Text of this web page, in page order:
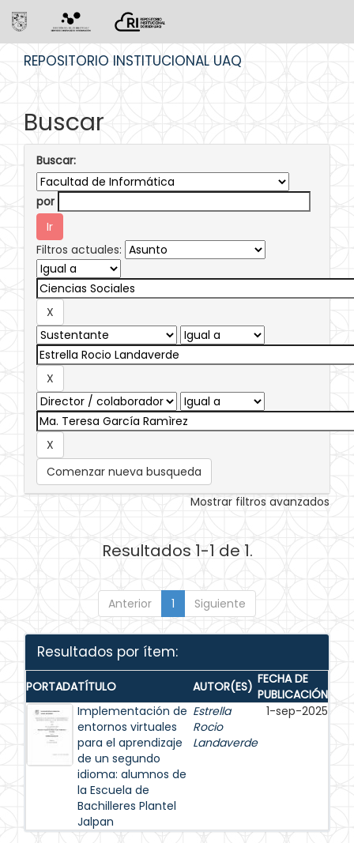
REPOSITORIO INSTITUCIONAL UAQ
Buscar
Buscar:
por
Filtros actuales:
Comenzar nueva busqueda
Mostrar filtros avanzados
Resultados 1-1 de 1.
Anterior 1 Siguiente
Resultados por ítem:
PORTADATÍTULO AUTOR(ES) FECHA DE
PUBLICACIÓN
Implementación de
entornos virtuales
para el aprendizaje
de un segundo
idioma: alumnos de
la Escuela de
Bachilleres Plantel
Jalpan
Estrella
Rocio
Landaverde
1-sep-2025